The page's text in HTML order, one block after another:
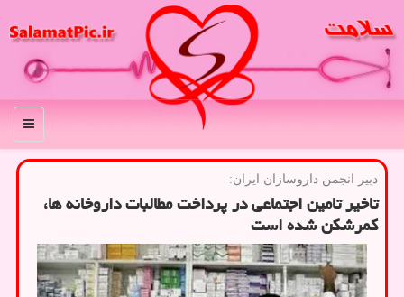
منو
دبیر انجمن داروسازان ایران:
تاخیر تامین اجتماعی در پرداخت مطالبات داروخانه ها،
کمرشکن شده است